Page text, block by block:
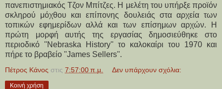
πανεπιστημιακός Τζον Μπίτζες. Η μελέτη του υπήρξε προϊόν
σκληρού μόχθου και επίπονης δουλειάς στα αρχεία των
τοπικών εφημερίδων αλλά και των επίσημων αρχών. Η
πρώτη μορφή αυτής της εργασίας δημοσιεύθηκε στο
περιοδικό ''Nebraska History'' το καλοκαίρι του 1970 και
πήρε το βραβείο ''James Sellers''.
Πέτρος Κάνος στις 7:57:00 π.μ. Δεν υπάρχουν σχόλια:
Κοινή χρήση